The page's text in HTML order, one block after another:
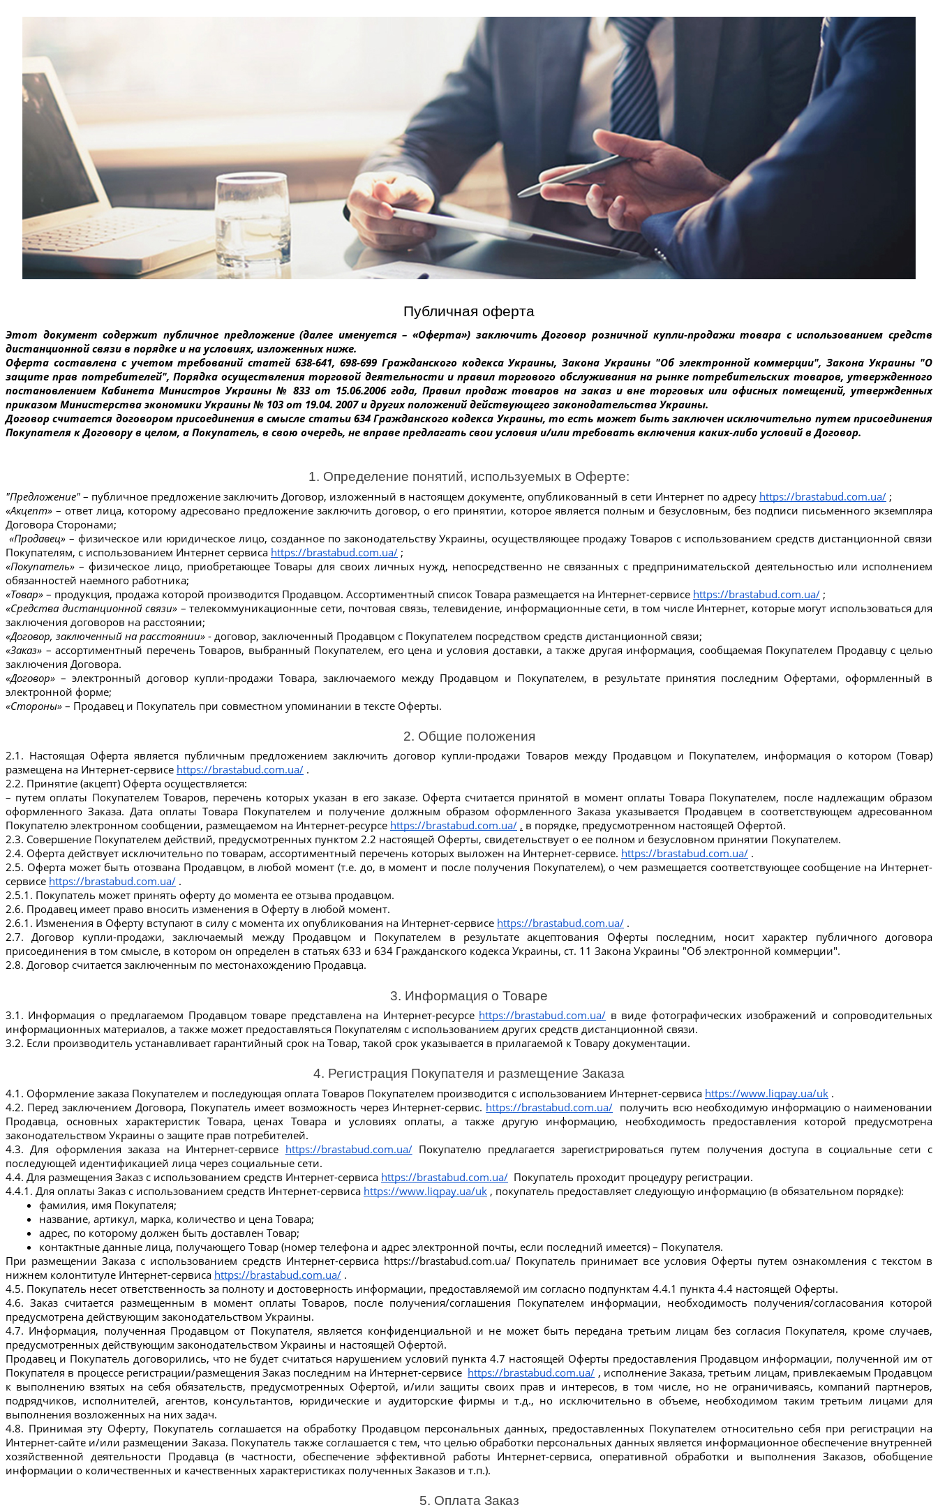
Публичная оферта
Этот документ содержит публичное предложение (далее именуется – «Оферта») заключить Договор розничной купли-продажи товара с использованием средств
дистанционной связи в порядке и на условиях, изложенных ниже.
Оферта составлена ​​с учетом требований статей 638-641, 698-699 Гражданского кодекса Украины, Закона Украины "Об электронной коммерции", Закона Украины "О
защите прав потребителей", Порядка осуществления торговой деятельности и правил торгового обслуживания на рынке потребительских товаров, утвержденного
постановлением Кабинета Министров Украины № 833 от 15.06.2006 года, Правил продаж товаров на заказ и вне торговых или офисных помещений, утвержденных
приказом Министерства экономики Украины № 103 от 19.04. 2007 и других положений действующего законодательства Украины.
Договор считается договором присоединения в смысле статьи 634 Гражданского кодекса Украины, то есть может быть заключен исключительно путем присоединения
Покупателя к Договору в целом, а Покупатель, в свою очередь, не вправе предлагать свои условия и/или требовать включения каких-либо условий в Договор.
1. Определение понятий, используемых в Оферте:
"Предложение" – публичное предложение заключить Договор, изложенный в настоящем документе, опубликованный в сети Интернет по адресу https://brastabud.com.ua/ ;
«Акцепт» – ответ лица, которому адресовано предложение заключить договор, о его принятии, которое является полным и безусловным, без подписи письменного экземпляра
Договора Сторонами;
«Продавец» – физическое или юридическое лицо, созданное по законодательству Украины, осуществляющее продажу Товаров с использованием средств дистанционной связи
Покупателям, с использованием Интернет сервиса https://brastabud.com.ua/ ;
«Покупатель» – физическое лицо, приобретающее Товары для своих личных нужд, непосредственно не связанных с предпринимательской деятельностью или исполнением
обязанностей наемного работника;
«Товар» – продукция, продажа которой производится Продавцом. Ассортиментный список Товара размещается на Интернет-сервисе https://brastabud.com.ua/ ;
«Средства дистанционной связи» – телекоммуникационные сети, почтовая связь, телевидение, информационные сети, в том числе Интернет, которые могут использоваться для
заключения договоров на расстоянии;
«Договор, заключенный на расстоянии» - договор, заключенный Продавцом с Покупателем посредством средств дистанционной связи;
«Заказ» – ассортиментный перечень Товаров, выбранный Покупателем, его цена и условия доставки, а также другая информация, сообщаемая Покупателем Продавцу с целью
заключения Договора.
«Договор» – электронный договор купли-продажи Товара, заключаемого между Продавцом и Покупателем, в результате принятия последним Офертами, оформленный в
электронной форме;
«Стороны» – Продавец и Покупатель при совместном упоминании в тексте Оферты.
2. Общие положения
2.1. Настоящая Оферта является публичным предложением заключить договор купли-продажи Товаров между Продавцом и Покупателем, информация о котором (Товар)
размещена на Интернет-сервисе https://brastabud.com.ua/ .
2.2. Принятие (акцепт) Оферта осуществляется:
– путем оплаты Покупателем Товаров, перечень которых указан в его заказе. Оферта считается принятой в момент оплаты Товара Покупателем, после надлежащим образом
оформленного Заказа. Дата оплаты Товара Покупателем и получение должным образом оформленного Заказа указывается Продавцем в соответствующем адресованном
Покупателю электронном сообщении, размещаемом на Интернет-ресурсе https://brastabud.com.ua/ , в порядке, предусмотренном настоящей Офертой.
2.3. Совершение Покупателем действий, предусмотренных пунктом 2.2 настоящей Оферты, свидетельствует о ее полном и безусловном принятии Покупателем.
2.4. Оферта действует исключительно по товарам, ассортиментный перечень которых выложен на Интернет-сервисе. https://brastabud.com.ua/ .
2.5. Оферта может быть отозвана Продавцом, в любой момент (т.е. до, в момент и после получения Покупателем), о чем размещается соответствующее сообщение на Интернет-
сервисе https://brastabud.com.ua/ .
2.5.1. Покупатель может принять оферту до момента ее отзыва продавцом.
2.6. Продавец имеет право вносить изменения в Оферту в любой момент.
2.6.1. Изменения в Оферту вступают в силу с момента их опубликования на Интернет-сервисе https://brastabud.com.ua/ .
2.7. Договор купли-продажи, заключаемый между Продавцом и Покупателем в результате акцептования Оферты последним, носит характер публичного договора
присоединения в том смысле, в котором он определен в статьях 633 и 634 Гражданского кодекса Украины, ст. 11 Закона Украины "Об электронной коммерции".
2.8. Договор считается заключенным по местонахождению Продавца.
3. Информация о Товаре
3.1. Информация о предлагаемом Продавцом товаре представлена ​​на Интернет-ресурсе https://brastabud.com.ua/ в виде фотографических изображений и сопроводительных
информационных материалов, а также может предоставляться Покупателям с использованием других средств дистанционной связи.
3.2. Если производитель устанавливает гарантийный срок на Товар, такой срок указывается в прилагаемой к Товару документации.
4. Регистрация Покупателя и размещение Заказа
4.1. Оформление заказа Покупателем и последующая оплата Товаров Покупателем производится с использованием Интернет-сервиса https://www.liqpay.ua/uk .
4.2. Перед заключением Договора, Покупатель имеет возможность через Интернет-сервис. https://brastabud.com.ua/ получить всю необходимую информацию о наименовании
Продавца, основных характеристик Товара, ценах Товара и условиях оплаты, а также другую информацию, необходимость предоставления которой предусмотрена
законодательством Украины о защите прав потребителей.
4.3. Для оформления заказа на Интернет-сервисе https://brastabud.com.ua/ Покупателю предлагается зарегистрироваться путем получения доступа в социальные сети с
последующей идентификацией лица через социальные сети.
4.4. Для размещения Заказ с использованием средств Интернет-сервиса https://brastabud.com.ua/ Покупатель проходит процедуру регистрации.
4.4.1. Для оплаты Заказ с использованием средств Интернет-сервиса https://www.liqpay.ua/uk , покупатель предоставляет следующую информацию (в обязательном порядке):
фамилия, имя Покупателя;
название, артикул, марка, количество и цена Товара;
адрес, по которому должен быть доставлен Товар;
контактные данные лица, получающего Товар (номер телефона и адрес электронной почты, если последний имеется) – Покупателя.
При размещении Заказа с использованием средств Интернет-сервиса https://brastabud.com.ua/ Покупатель принимает все условия Оферты путем ознакомления с текстом в
нижнем колонтитуле Интернет-сервиса https://brastabud.com.ua/ .
4.5. Покупатель несет ответственность за полноту и достоверность информации, предоставляемой им согласно подпунктам 4.4.1 пункта 4.4 настоящей Оферты.
4.6. Заказ считается размещенным в момент оплаты Товаров, после получения/соглашения Покупателем информации, необходимость получения/согласования которой
предусмотрена действующим законодательством Украины.
4.7. Информация, полученная Продавцом от Покупателя, является конфиденциальной и не может быть передана третьим лицам без согласия Покупателя, кроме случаев,
предусмотренных действующим законодательством Украины и настоящей Офертой.
Продавец и Покупатель договорились, что не будет считаться нарушением условий пункта 4.7 настоящей Оферты предоставления Продавцом информации, полученной им от
Покупателя в процессе регистрации/размещения Заказ последним на Интернет-сервисе https://brastabud.com.ua/ , исполнение Заказа, третьим лицам, привлекаемым Продавцом
к выполнению взятых на себя обязательств, предусмотренных Офертой, и/или защиты своих прав и интересов, в том числе, но не ограничиваясь, компаний партнеров,
подрядчиков, исполнителей, агентов, консультантов, юридические и аудиторские фирмы и т.д., но исключительно в объеме, необходимом таким третьим лицами для
выполнения возложенных на них задач.
4.8. Принимая эту Оферту, Покупатель соглашается на обработку Продавцом персональных данных, предоставленных Покупателем относительно себя при регистрации на
Интернет-сайте и/или размещении Заказа. Покупатель также соглашается с тем, что целью обработки персональных данных является информационное обеспечение внутренней
хозяйственной деятельности Продавца (в частности, обеспечение эффективной работы Интернет-сервиса, оперативной обработки и выполнения Заказов, обобщение
информации о количественных и качественных характеристиках полученных Заказов и т.п.).
5. Оплата Заказ